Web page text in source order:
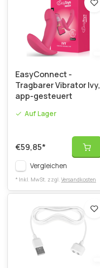
EasyConnect -
Tragbarer Vibrator Ivy,
app-gesteuert
Auf Lager
€59,85*
Vergleichen
* Inkl. MwSt. zzgl. Versandkosten